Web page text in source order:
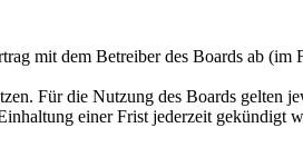
mit dem Betreiber des Boards ab (im
Für die Nutzung des Boards gelten
einer Frist jederzeit gekündigt